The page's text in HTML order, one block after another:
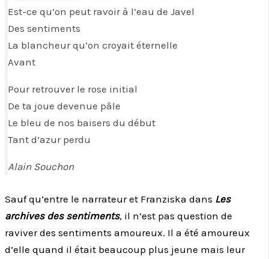
Est-ce qu’on peut ravoir à l’eau de Javel
Des sentiments
La blancheur qu’on croyait éternelle
Avant
Pour retrouver le rose initial
De ta joue devenue pâle
Le bleu de nos baisers du début
Tant d’azur perdu
Alain Souchon
Sauf qu’entre le narrateur et Franziska dans Les
archives des sentiments, il n’est pas question de
raviver des sentiments amoureux. Il a été amoureux
d’elle quand il était beaucoup plus jeune mais leur